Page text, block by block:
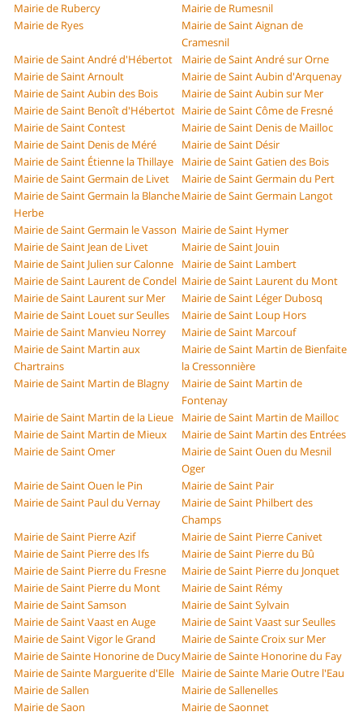
Mairie de Rubercy
Mairie de Rumesnil
Mairie de Ryes
Mairie de Saint Aignan de
Cramesnil
Mairie de Saint André d'Hébertot
Mairie de Saint André sur Orne
Mairie de Saint Arnoult
Mairie de Saint Aubin d'Arquenay
Mairie de Saint Aubin des Bois
Mairie de Saint Aubin sur Mer
Mairie de Saint Benoît d'Hébertot Mairie de Saint Côme de Fresné
Mairie de Saint Contest
Mairie de Saint Denis de Mailloc
Mairie de Saint Denis de Méré
Mairie de Saint Désir
Mairie de Saint Étienne la Thillaye
Mairie de Saint Gatien des Bois
Mairie de Saint Germain de Livet
Mairie de Saint Germain du Pert
Mairie de Saint Germain la Blanche
Herbe
Mairie de Saint Germain Langot
Mairie de Saint Germain le Vasson Mairie de Saint Hymer
Mairie de Saint Jean de Livet
Mairie de Saint Jouin
Mairie de Saint Julien sur Calonne
Mairie de Saint Lambert
Mairie de Saint Laurent de Condel Mairie de Saint Laurent du Mont
Mairie de Saint Laurent sur Mer
Mairie de Saint Léger Dubosq
Mairie de Saint Louet sur Seulles
Mairie de Saint Loup Hors
Mairie de Saint Manvieu Norrey
Mairie de Saint Marcouf
Mairie de Saint Martin aux
Chartrains
Mairie de Saint Martin de Bienfaite
la Cressonnière
Mairie de Saint Martin de Blagny
Mairie de Saint Martin de
Fontenay
Mairie de Saint Martin de la Lieue
Mairie de Saint Martin de Mailloc
Mairie de Saint Martin de Mieux
Mairie de Saint Martin des Entrées
Mairie de Saint Omer
Mairie de Saint Ouen du Mesnil
Oger
Mairie de Saint Ouen le Pin
Mairie de Saint Pair
Mairie de Saint Paul du Vernay
Mairie de Saint Philbert des
Champs
Mairie de Saint Pierre Azif
Mairie de Saint Pierre Canivet
Mairie de Saint Pierre des Ifs
Mairie de Saint Pierre du Bû
Mairie de Saint Pierre du Fresne
Mairie de Saint Pierre du Jonquet
Mairie de Saint Pierre du Mont
Mairie de Saint Rémy
Mairie de Saint Samson
Mairie de Saint Sylvain
Mairie de Saint Vaast en Auge
Mairie de Saint Vaast sur Seulles
Mairie de Saint Vigor le Grand
Mairie de Sainte Croix sur Mer
Mairie de Sainte Honorine de DucyMairie de Sainte Honorine du Fay
Mairie de Sainte Marguerite d'Elle Mairie de Sainte Marie Outre l'Eau
Mairie de Sallen
Mairie de Sallenelles
Mairie de Saon
Mairie de Saonnet